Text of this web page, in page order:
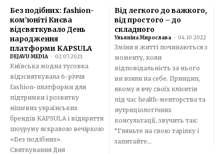
Без подібних: fashion-
ком’юніті Києва
відсвяткувало День
народження
платформи KAPSULA
DEJAVU MEDIA - 02.07.2021
Київська модна тусовка
відзсвяткувала 6-річчя
fashion-платформи для
підтримки і розвитку
нішевих українських
брендів KAPSULA і відкриття
шоуруму яскравою вечіркою
«Без подібних».
Святкування Дня
Від легкого до важкого,
від простого – до
складного
Ульяніна Мирослава - 04.10.2022
Зміни в житті починаються з
моменту, коли
відповідальність за нього
ви взяли на себе. Принцип,
якому я вчу своїх клієнтів
під час health-менторства та
нутриціологічних
консультації, звучить так:
“Гляньте на свою тарілку і
запитайте...